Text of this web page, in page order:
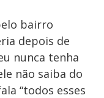
bairro
depois de
nunca tenha
não saiba do
“todos esses